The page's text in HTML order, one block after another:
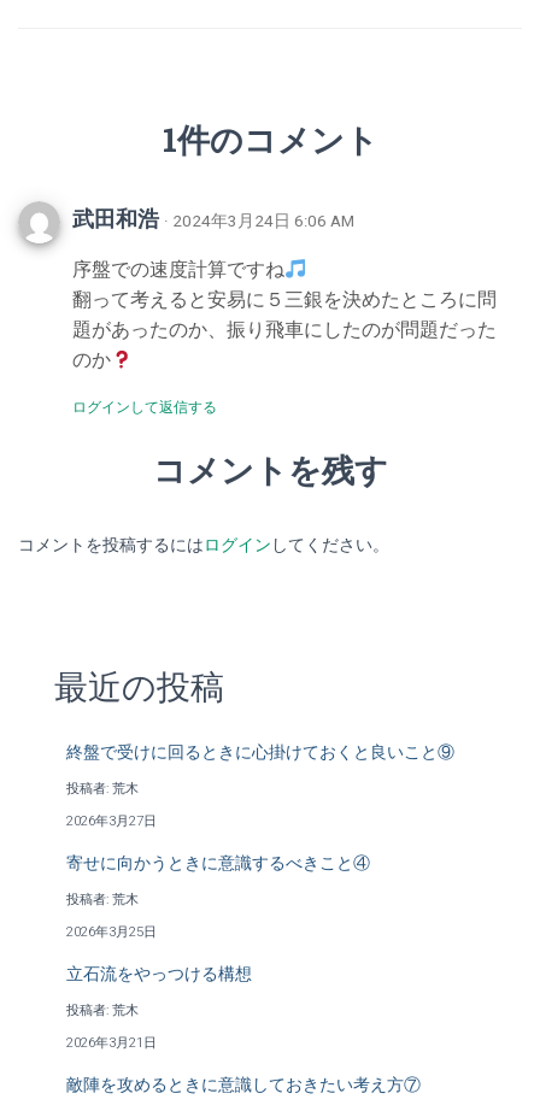
1件のコメント
武田和浩 · 2024年3月24日 6:06 AM
序盤での速度計算ですね
翻って考えると安易に５三銀を決めたところに問
題があったのか、振り飛車にしたのが問題だった
のか
ログインして返信する
コメントを残す
コメントを投稿するにはログイン してください。
最近の投稿
終盤で受けに回るときに心掛けておくと良いこと⑨
投稿者: 荒木
2026年3月27日
寄せに向かうときに意識するべきこと④
投稿者: 荒木
2026年3月25日
立石流をやっつける構想
投稿者: 荒木
2026年3月21日
敵陣を攻めるときに意識しておきたい考え方⑦